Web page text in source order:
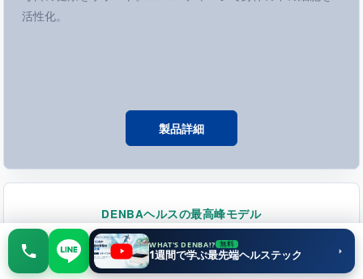
活性化。
製品詳細
DENBAヘルスの最高峰モデル
7日間 無料
お試しする 相談する
WHAT'S DENBA!? 無料
1週間で学ぶ最先端ヘルステック